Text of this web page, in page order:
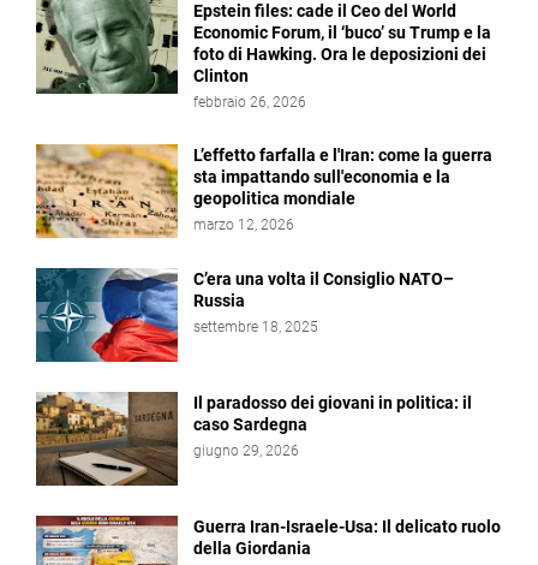
Epstein files: cade il Ceo del World
Economic Forum, il ‘buco’ su Trump e la
foto di Hawking. Ora le deposizioni dei
Clinton
febbraio 26, 2026
L’effetto farfalla e l'Iran: come la guerra
sta impattando sull'economia e la
geopolitica mondiale
marzo 12, 2026
C’era una volta il Consiglio NATO–
Russia
settembre 18, 2025
Il paradosso dei giovani in politica: il
caso Sardegna
giugno 29, 2026
Guerra Iran-Israele-Usa: Il delicato ruolo
della Giordania